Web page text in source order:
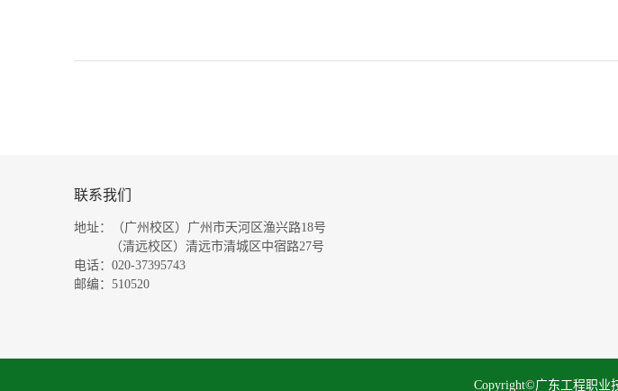
联系我们
地址：（广州校区）广州市天河区渔兴路18号
（清远校区）清远市清城区中宿路27号
电话：020-37395743
邮编：510520
Copyright©广东工程职业